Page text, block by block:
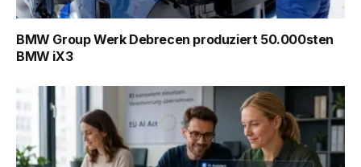
BMW Group Werk Debrecen produziert 50.000sten
BMW iX3